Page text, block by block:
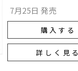
7月25日 発売
購入する
詳しく見る